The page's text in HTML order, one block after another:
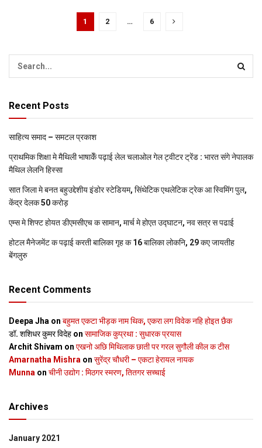
1 2 … 6
Recent Posts
साहित्य समाद – समटल प्रकाश
प्राथमिक शि‍क्षा मे मैथि‍ली भाषाकेँ पढ़ाई लेल चलाओल गेल ट्वीटर ट्रेंड : भारत संगे नेपालक
मैथिल लेलनि हिस्सा
सात जिला मे बनत बहुउद्देशीय इंडोर स्‍टेडि‍यम, सिंथेटिक एथलेटिक ट्रेक आ स्विमिंग पुल,
केंद्र देलक 50 करोड़
एम्स मे शिफ्ट होयत डीएमसीएच क सामान, मार्च मे होएत उद्घाटन, नव सत्र स पढाई
होटल मैनेजमेंट क पढ़ाई करती बालिका गृह क 16 बालिका लोकनि, 29 कए जायतीह
बेंगलुरु
Recent Comments
Deepa Jha on बहुमत एकटा भीड़क नाम थिक, एकरा लग विवेक नहि होइत छैक
डॉ. शशिधर कुमर विदेह on सामाजिक कुप्रथा : सुधारक प्रयास
Archit Shivam on एखनो अछि मिथिलाक छाती पर गरल सुगौली कील क टीस
Amarnatha Mishra on सुरेंद्र चौधरी – एकटा हेरायल नायक
Munna on चीनी उद्योग : मिठगर स्‍मरण, तितगर सच्‍चाई
Archives
January 2021